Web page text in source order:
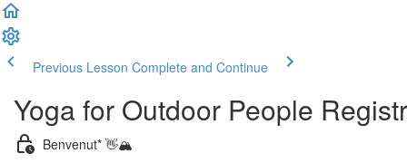
Previous Lesson Complete and Continue
Yoga for Outdoor People
Benvenut* 👋🏔️